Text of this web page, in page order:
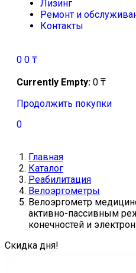
Лизинг
Ремонт и
Контакты
0 0 ₸
Currently Empty: 0 ₸
Продолжить покупки
0
Главная
Каталог
Реабилитация
Велоэргометры
Велоэргометр
активно-пассивным
конечностей и
Скидка дня!